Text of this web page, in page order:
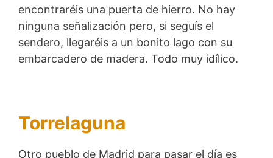
encontraréis una puerta de hierro. No hay
ninguna señalización pero, si seguís el
sendero, llegaréis a un bonito lago con su
embarcadero de madera. Todo muy idílico.
Torrelaguna
Otro pueblo de Madrid para pasar el día es